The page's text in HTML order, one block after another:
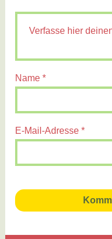
Name *
E-Mail-Adresse *